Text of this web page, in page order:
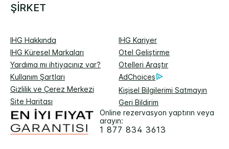
ŞIRKET
IHG Hakkında
IHG Kariyer
IHG Küresel Markaları
Otel Geliştirme
Yardıma mı ihtiyacınız var?
Otelleri Araştır
Kullanım Şartları
AdChoices
Gizlilik ve Çerez Merkezi
Kişisel Bilgilerimi Satmayın
Site Haritası
Geri Bildirim
Online rezervasyon yaptırın veya
arayın:
1 877 834 3613